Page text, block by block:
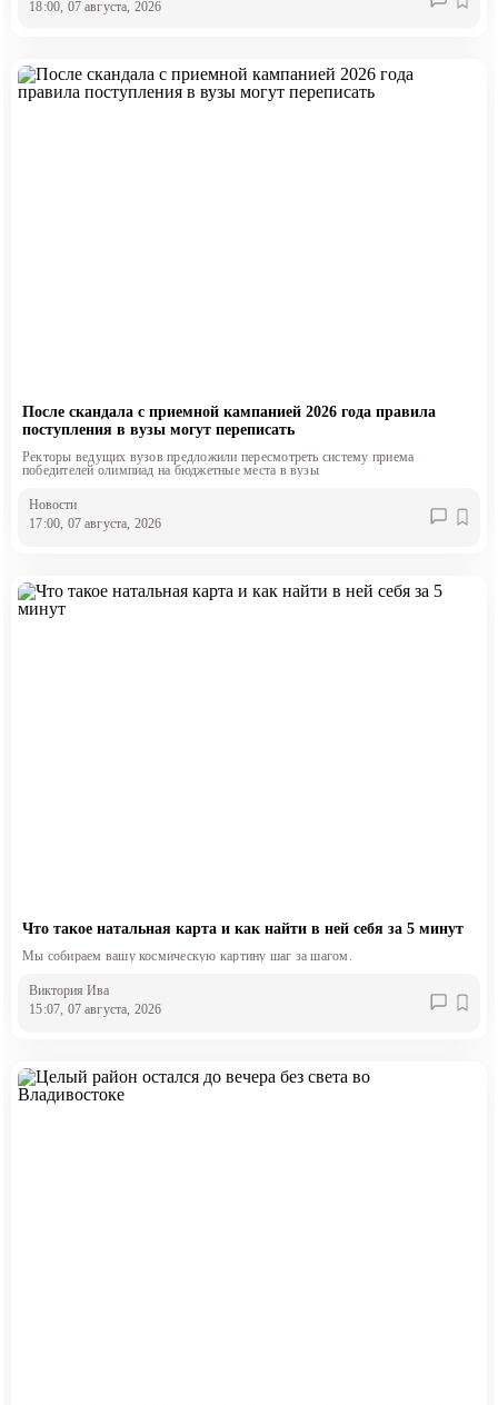
18:00, 07 августа, 2026
После скандала с приемной кампанией 2026 года правила
поступления в вузы могут переписать
Ректоры ведущих вузов предложили пересмотреть систему приема
победителей олимпиад на бюджетные места в вузы
Новости
17:00, 07 августа, 2026
Что такое натальная карта и как найти в ней себя за 5 минут
Мы собираем вашу космическую картину шаг за шагом.
Виктория Ива
15:07, 07 августа, 2026